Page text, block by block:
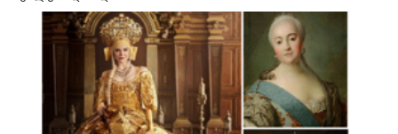
დამთავრების არ სჯეროდა...